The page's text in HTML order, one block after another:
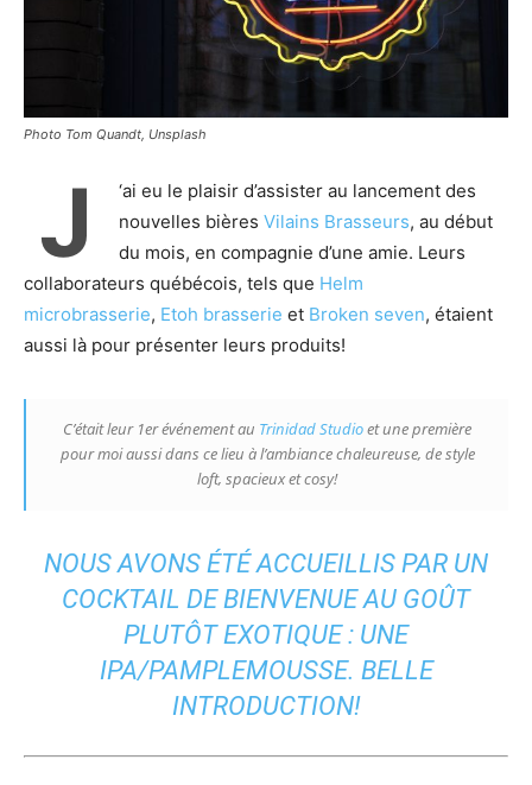
Photo Tom Quandt, Unsplash
J
‘ai eu le plaisir d’assister au lancement des
nouvelles bières Vilains Brasseurs, au début
du mois, en compagnie d’une amie. Leurs
collaborateurs québécois, tels que Helm
microbrasserie, Etoh brasserie et Broken seven, étaient
aussi là pour présenter leurs produits!
C’était leur 1er événement au Trinidad Studioet une première
pour moi aussi dans ce lieu à l’ambiance chaleureuse, de style
loft, spacieux et cosy!
NOUS AVONS ÉTÉ ACCUEILLIS PAR UN
COCKTAIL DE BIENVENUE AU GOÛT
PLUTÔT EXOTIQUE : UNE
IPA/PAMPLEMOUSSE. BELLE
INTRODUCTION!